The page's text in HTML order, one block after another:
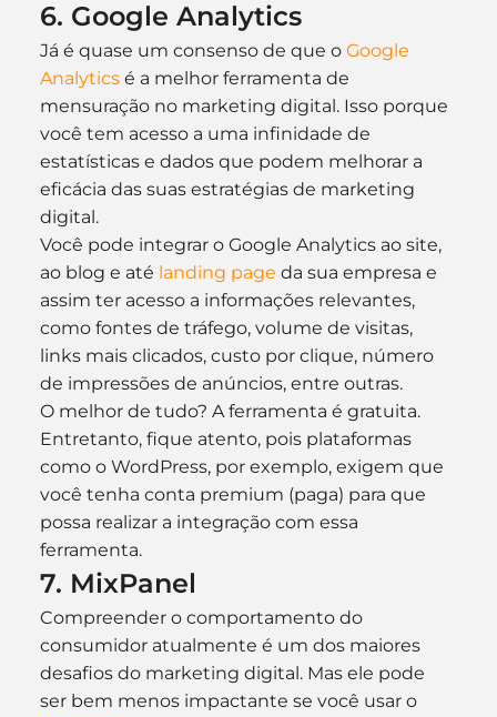
6. Google Analytics
Já é quase um consenso de que o Google
Analytics é a melhor ferramenta de
mensuração no marketing digital. Isso porque
você tem acesso a uma infinidade de
estatísticas e dados que podem melhorar a
eficácia das suas estratégias de marketing
digital.
Você pode integrar o Google Analytics ao site,
ao blog e até landing page da sua empresa e
assim ter acesso a informações relevantes,
como fontes de tráfego, volume de visitas,
links mais clicados, custo por clique, número
de impressões de anúncios, entre outras.
O melhor de tudo? A ferramenta é gratuita.
Entretanto, fique atento, pois plataformas
como o WordPress, por exemplo, exigem que
você tenha conta premium (paga) para que
possa realizar a integração com essa
ferramenta.
7. MixPanel
Compreender o comportamento do
consumidor atualmente é um dos maiores
desafios do marketing digital. Mas ele pode
ser bem menos impactante se você usar o